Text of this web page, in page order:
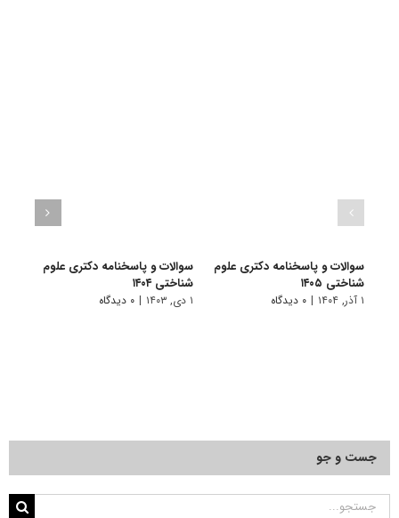
سوالات و پاسخنامه دکتری علوم
شناختی ۱۴۰۵
۱ آذر, ۱۴۰۴ | ۰ دیدگاه
سوالات و پاسخنامه دکتری علوم
شناختی ۱۴۰۴
۱ دی, ۱۴۰۳ | ۰ دیدگاه
جست و جو
جستجو